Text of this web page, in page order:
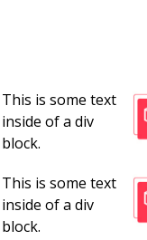
This is some text
inside of a div
block.
This is some text
inside of a div
block.